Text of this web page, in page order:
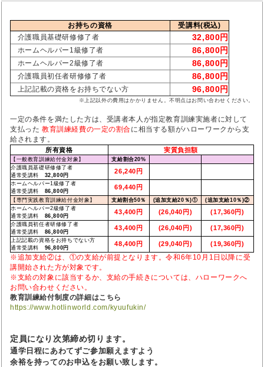
お持ちの資格
受講料(税込)
介護職員基礎研修修了者
32,800円
ホームヘルパー1級修了者 86,800円
ホームヘルパー2級修了者 86,800円
介護職員初任者研修修了者 86,800円
上記記載の資格をお持ちでない方 96,800円
※上記以外の費用はかかりません。不明点はお問い合わせください。
一定の条件を満たした方は、受講者本人が指定教育訓練実施者に対して
支払った 教育訓練経費の一定の割合に相当する額がハローワークから支
給されます。
所有資格 実質負担額
【一般教育訓練給付金対象】 支給割合20%
介護職員基礎研修修了者
通常受講料 32,800円
26,240円
ホームヘルパー1級修了者
通常受講料 86,800円
69,440円
【専門実践教育訓練給付金対象】 支給割合50％ (追加支給20％)① (追加支給10％)②
ホームヘルパー2級修了者
通常受講料 86,800円
43,400円 (26,040円) (17,360円)
介護職員初任者研修修了者
通常受講料 86,800円
43,400円 (26,040円) (17,360円)
上記記載の資格をお持ちでない方
通常受講料 96,800円
48,400円 (29,040円) (19,360円)
※追加支給②は、①の支給が前提となります。令和6年10月1日以降に受
講開始された方が対象です。
※支給の対象に該当するか、支給の手続きについては、ハローワークへ
お問い合わせください。
教育訓練給付制度の詳細はこちら
https://www.hotlinworld.com/kyuufukin/
定員になり次第締め切ります。
通学日程にあわてずご参加願えますよう
余裕を持ってのお申込をお願い致します。